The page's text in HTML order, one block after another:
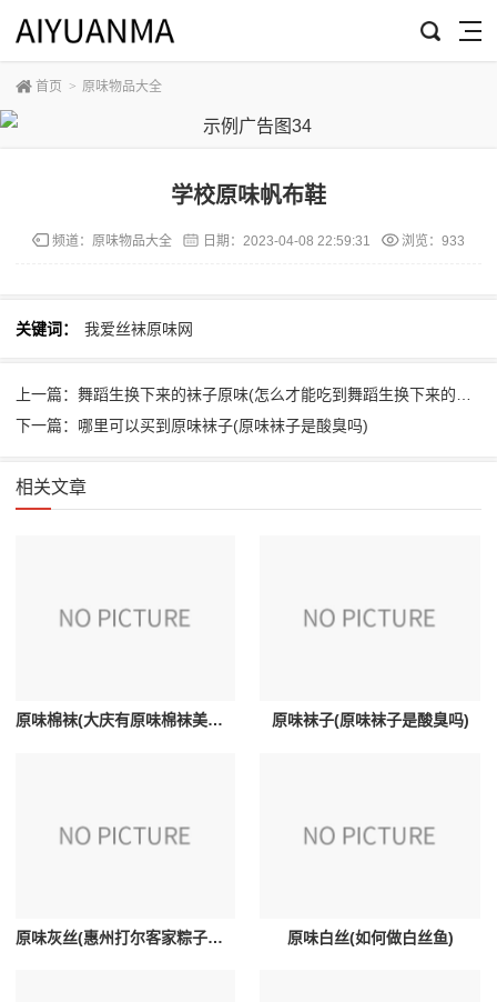
首页 > 原味物品大全
学校原味帆布鞋
频道： 原味物品大全 日期： 2023-04-08 22:59:31 浏览：933
关键词： 我爱丝袜原味网
下一篇：哪里可以买到原味袜子(原味袜子是酸臭吗)
相关文章
原味棉袜(大庆有原味棉袜美女吗) 原味袜子(原味袜子是酸臭吗)
原味灰丝(惠州打尔客家粽子都有什么陷和什么调料) 原味白丝(如何做白丝鱼)